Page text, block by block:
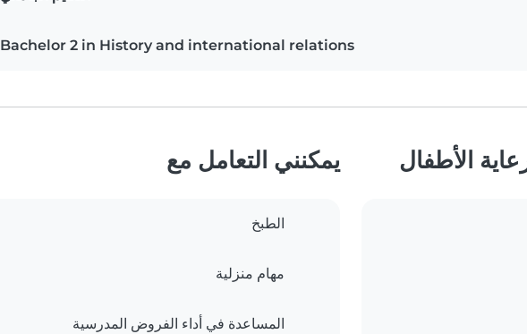
Bachelor 2 in History and international relations
الأطفال يمكنني التعامل مع
الطبخ
مهام منزلية
المساعدة في أداء الفروض المدرسية